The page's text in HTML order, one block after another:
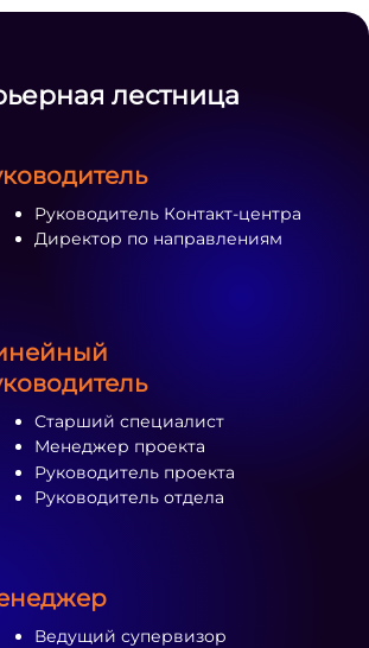
лестница
Ведущий супервизор
Старший специалист
Менеджер проекта
Руководитель проекта
Руководитель отдела
Руководитель Контакт-центра
Директор по направлениям